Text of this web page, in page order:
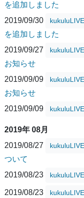
を追加しました
2019/09/30
kukuluLIVE
を追加しました
2019/09/27
kukuluLIVE
お知らせ
2019/09/09
kukuluLIVE
お知らせ
2019/09/09
kukuluLIVE
2019年 08月
2019/08/27
kukuluLIVE
ついて
2019/08/23
kukuluLIVE
2019/08/23 kukuluLIVE